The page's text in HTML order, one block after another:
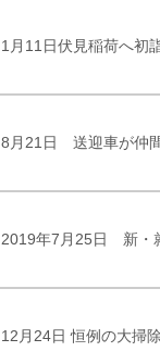
1月11日伏見稲荷へ初
8月21日 送迎車が仲
2019年7月25日 新・
12月24日 恒例の大掃